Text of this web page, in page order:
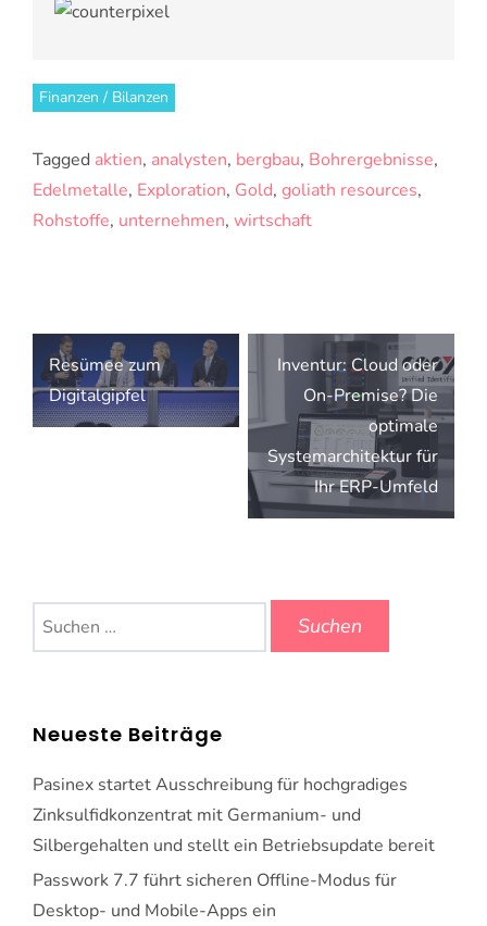
Finanzen / Bilanzen
Tagged aktien, analysten, bergbau, Bohrergebnisse,
Edelmetalle, Exploration, Gold, goliath resources,
Rohstoffe, unternehmen, wirtschaft
Beitragsnavigation
Resümee zum
Digitalgipfel
Inventur: Cloud oder
On-Premise? Die
optimale
Systemarchitektur für
Ihr ERP-Umfeld
Suchen
nach:
Neueste Beiträge
Pasinex startet Ausschreibung für hochgradiges
Zinksulfidkonzentrat mit Germanium- und
Silbergehalten und stellt ein Betriebsupdate bereit
Passwork 7.7 führt sicheren Offline-Modus für
Desktop- und Mobile-Apps ein